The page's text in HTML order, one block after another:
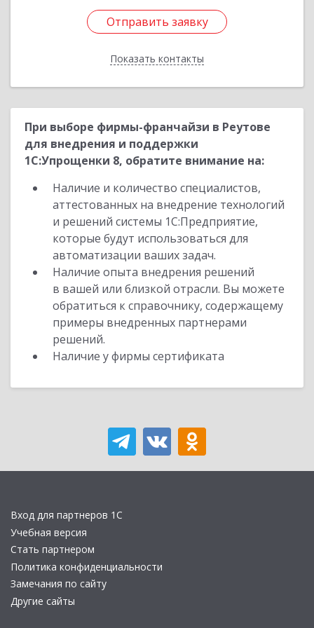
Отправить заявку
Показать контакты
Отправить заявку
Назад
При выборе фирмы-франчайзи в Реутове
для внедрения и поддержки
1С:Упрощенки 8, обратите внимание на:
Наличие и количество специалистов,
аттестованных на внедрение технологий
и решений системы 1С:Предприятие,
которые будут использоваться для
автоматизации ваших задач.
Наличие опыта внедрения решений
в вашей или близкой отрасли. Вы можете
обратиться к справочнику, содержащему
примеры внедренных партнерами
решений.
Наличие у фирмы сертификата
Вход для партнеров 1С
Учебная версия
Стать партнером
Политика конфиденциальности
Замечания по сайту
Другие сайты